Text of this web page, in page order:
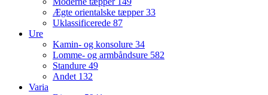
Ægte orientalske tæpper33
Uklassificerede 87
Ure
Kamin- og konsolure 34
Lomme- og armbåndsure 582
Standure 49
Andet 132
Varia